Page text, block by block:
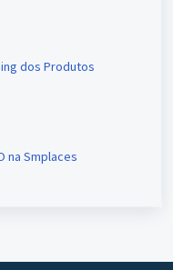
dos Produtos
na Smplaces